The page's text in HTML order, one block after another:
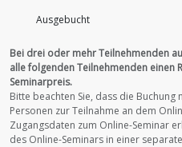
Ausgebucht
Bei drei oder mehr Teilnehmenden
alle folgenden Teilnehmenden einen
Seminarpreis.
Bitte beachten Sie, dass die
Personen zur Teilnahme an dem
Zugangsdaten zum Online-Seminar
des Online-Seminars in einer